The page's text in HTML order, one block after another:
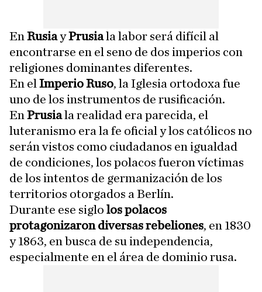
En RusiayPrusiala labor será difícil al
encontrarse en el seno de dos imperios con
religiones dominantes diferentes.
En el Imperio Ruso, la Iglesia ortodoxa fue
uno de los instrumentos de rusificación.
En Prusiala realidad era parecida, el
luteranismo era la fe oficial y los católicos no
serán vistos como ciudadanos en igualdad
de condiciones, los polacos fueron víctimas
de los intentos de germanización de los
territorios otorgados a Berlín.
Durante ese siglo los polacos
protagonizaron diversas rebeliones, en 1830
y 1863, en busca de su independencia,
especialmente en el área de dominio rusa.